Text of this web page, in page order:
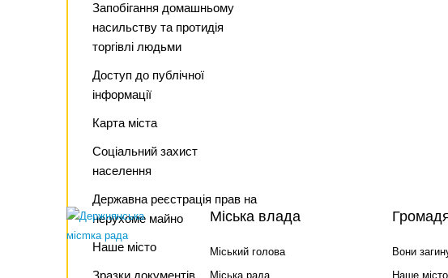
Запобігання домашньому
насильству та протидія
торгівлі людьми
Доступ до публічної
інформації
Карта міста
Соціальний захист
населення
Державна реєстрація прав на
нерухоме майно
Наше місто
Зразки документів
Міська влада
Міський голова
Міська рада
Вони
Наше місто